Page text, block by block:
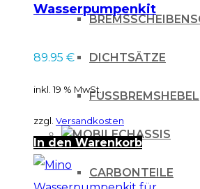
DICHTSÄTZE
FUSSBREMSHEBEL
CHASSIS
CARBONTEILE
Wasserpumpenkit
für KTM SX 85 04-17
89.95 €
inkl. 19 % MwSt.
zzgl. Versandkosten
In den Warenkorb